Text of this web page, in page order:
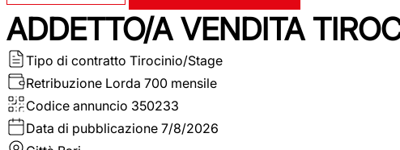
ADDETTO/A VENDITA
Tipo di contratto Tirocinio/Stage
Retribuzione Lorda 700 mensile
Codice annuncio 350233
Data di pubblicazione 7/8/2026